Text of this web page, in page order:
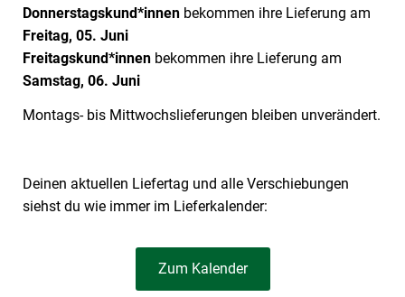
Donnerstagskund*innen bekommen ihre Lieferung am
Freitag, 05. Juni
Freitagskund*innen bekommen ihre Lieferung am
Samstag, 06. Juni
Montags- bis Mittwochslieferungen bleiben unverändert.
Deinen aktuellen Liefertag und alle Verschiebungen
siehst du wie immer im Lieferkalender:
Zum Kalender